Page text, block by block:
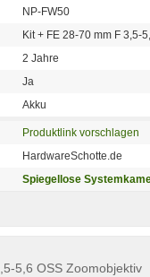
NP-FW50
Kit + FE 28-70 mm F 3,5-
2 Jahre
Ja
Akku
Produktlink vorschlagen
HardwareSchotte.de
Spiegellose
5,6 OSS Zoomobjektiv